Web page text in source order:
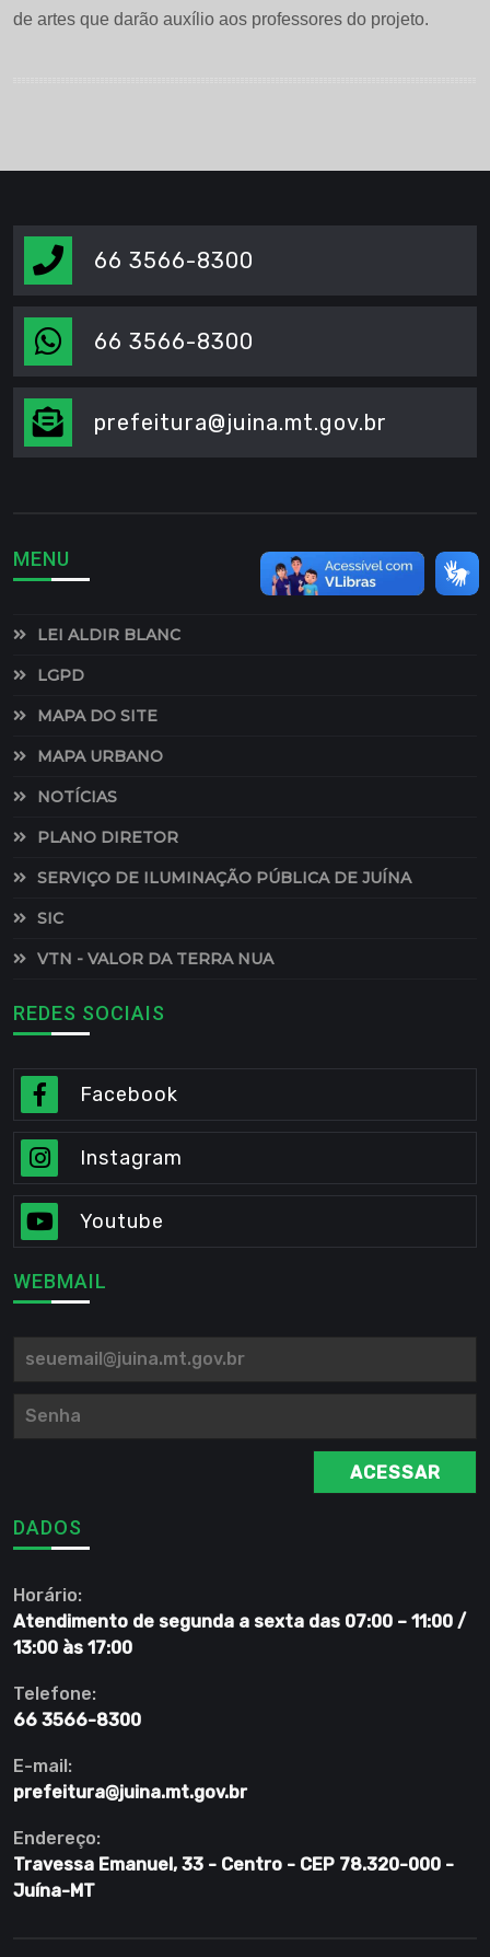
de artes que darão auxílio aos professores do projeto.
66 3566-8300
66 3566-8300
prefeitura@juina.mt.gov.br
MENU
LEI ALDIR BLANC
LGPD
MAPA DO SITE
MAPA URBANO
NOTÍCIAS
PLANO DIRETOR
SERVIÇO DE ILUMINAÇÃO PÚBLICA DE JUÍNA
SIC
VTN - VALOR DA TERRA NUA
REDES SOCIAIS
Facebook
Instagram
Youtube
WEBMAIL
ACESSAR
DADOS
Horário:
Atendimento de segunda a sexta das 07:00 – 11:00 /
13:00 às 17:00
Telefone:
66 3566-8300
E-mail:
prefeitura@juina.mt.gov.br
Endereço:
Travessa Emanuel, 33 - Centro - CEP 78.320-000 -
Juína-MT